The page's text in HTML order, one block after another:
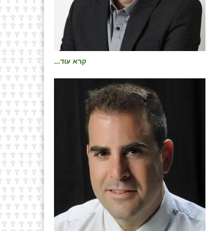
קרא עוד...